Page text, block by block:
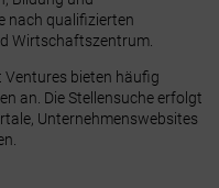
nach qualifizierten
Wirtschaftszentrum.
bieten häufig
an. Die Stellensuche erfolgt
Unternehmenswebsites